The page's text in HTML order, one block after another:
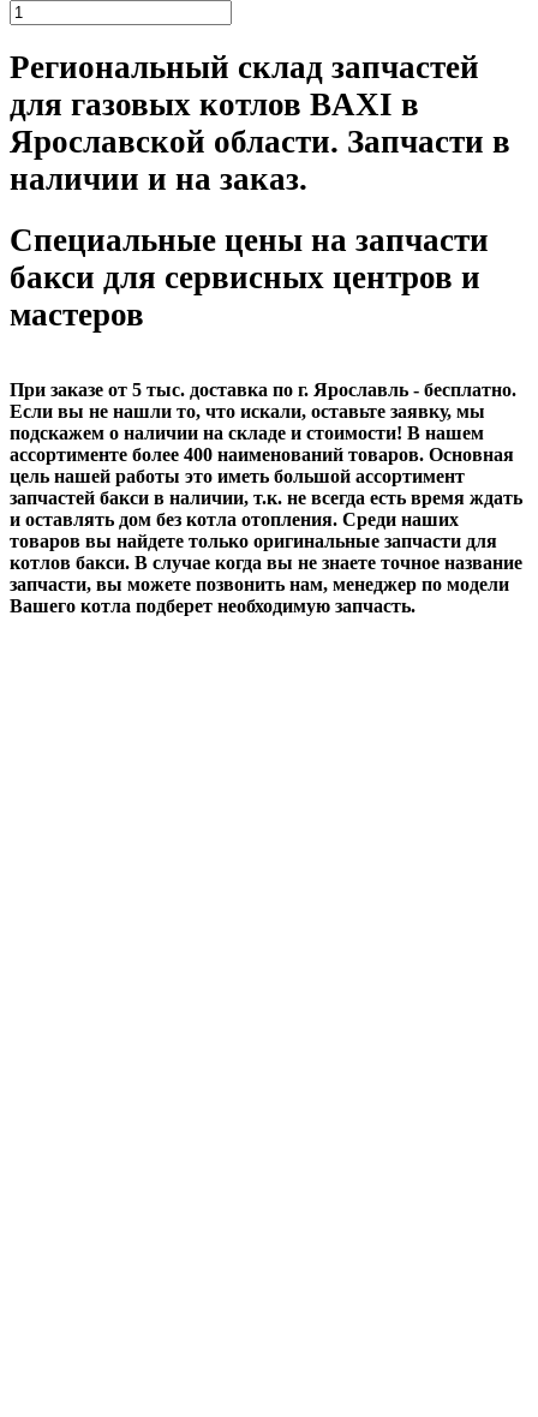
Региональный склад запчастей
для газовых котлов BAXI в
Ярославской области. Запчасти в
наличии и на заказ.
Специальные цены на запчасти
бакси для сервисных центров и
мастеров
При заказе от 5 тыс. доставка по г. Ярославль - бесплатно.
Если вы не нашли то, что искали, оставьте заявку, мы
подскажем о наличии на складе и стоимости! В нашем
ассортименте более 400 наименований товаров. Основная
цель нашей работы это иметь большой ассортимент
запчастей бакси в наличии, т.к. не всегда есть время ждать
и оставлять дом без котла отопления. Среди наших
товаров вы найдете только оригинальные запчасти для
котлов бакси. В случае когда вы не знаете точное название
запчасти, вы можете позвонить нам, менеджер по модели
Вашего котла подберет необходимую запчасть.